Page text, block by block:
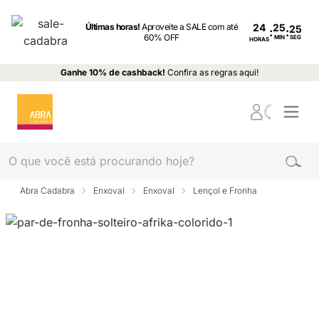
Últimas horas!Aproveite a SALE com até
60% OFF
24
HORAS: MIN : SEG
Ganhe 10% de cashback! Confira as regras aqui!
Abra Cadabra Enxoval Enxoval Lençol e Fronha